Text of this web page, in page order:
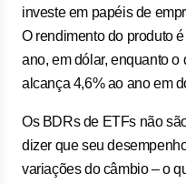
investe em papéis de
O rendimento do produto
ano, em dólar, enquanto
alcança 4,6% ao ano em
Os BDRs de ETFs não
dizer que seu
variações do câmbio – o